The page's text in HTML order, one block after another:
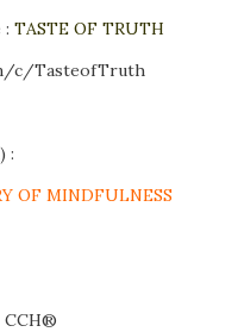
: TASTE OF TRUTH
c/TasteofTruth
:
OF MINDFULNESS
CCH®️